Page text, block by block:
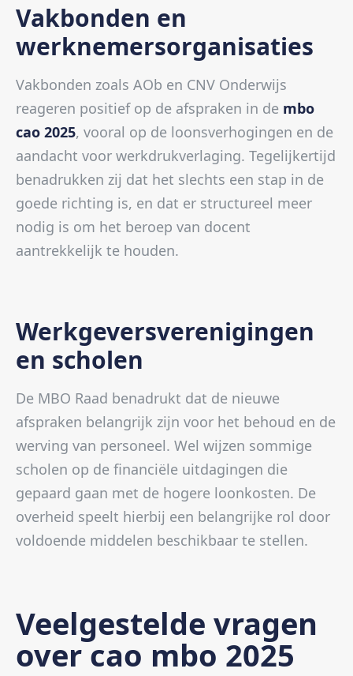
Vakbonden en
werknemersorganisaties
Vakbonden zoals AOb en CNV Onderwijs
reageren positief op de afspraken in de mbo
cao 2025, vooral op de loonsverhogingen en de
aandacht voor werkdrukverlaging. Tegelijkertijd
benadrukken zij dat het slechts een stap in de
goede richting is, en dat er structureel meer
nodig is om het beroep van docent
aantrekkelijk te houden.
Werkgeversverenigingen
en scholen
De MBO Raad benadrukt dat de nieuwe
afspraken belangrijk zijn voor het behoud en de
werving van personeel. Wel wijzen sommige
scholen op de financiële uitdagingen die
gepaard gaan met de hogere loonkosten. De
overheid speelt hierbij een belangrijke rol door
voldoende middelen beschikbaar te stellen.
Veelgestelde vragen
over cao mbo 2025